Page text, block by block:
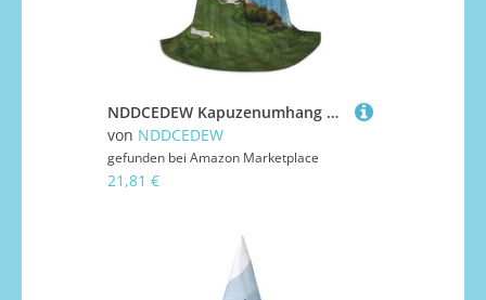
NDDCEDEW Kapuzenumhang mit Golfplatz-Aufdruck, für Jugendliche, bodenlanger Kapuzenumhang
von NDDCEDEW
gefunden bei Amazon Marketplace
21,81 €